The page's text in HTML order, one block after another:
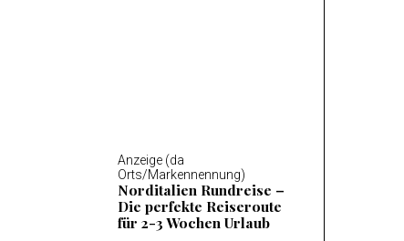
Anzeige (da
Orts/Markennennung)
Norditalien Rundreise –
Die perfekte Reiseroute
für 2-3 Wochen Urlaub